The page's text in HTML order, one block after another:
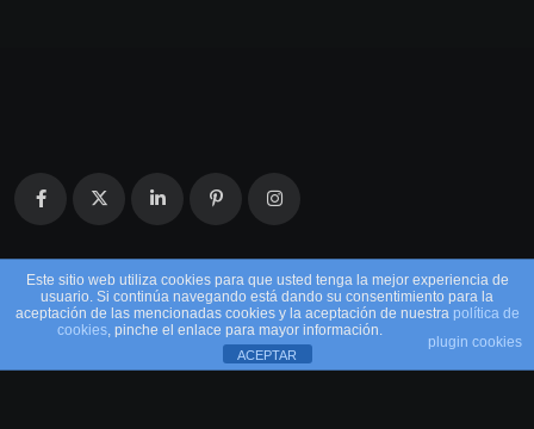
© 2026 EntreMandos. Todos los derechos
Este sitio web utiliza cookies para que usted tenga la mejor experiencia de
usuario. Si continúa navegando está dando su consentimiento para la
aceptación de las mencionadas cookies y la aceptación de nuestra política de
cookies, pinche el enlace para mayor información.
plugin cookies
ACEPTAR